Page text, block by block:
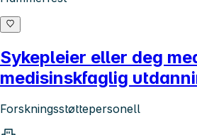
Sykepleier eller deg
medisinskfaglig
Forskningsstøttepersonell